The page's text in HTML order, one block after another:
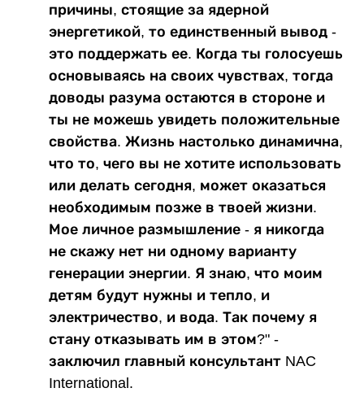
причины, стоящие за ядерной
энергетикой, то единственный вывод -
это поддержать ее. Когда ты голосуешь
основываясь на своих чувствах, тогда
доводы разума остаются в стороне и
ты не можешь увидеть положительные
свойства. Жизнь настолько динамична,
что то, чего вы не хотите использовать
или делать сегодня, может оказаться
необходимым позже в твоей жизни.
Мое личное размышление - я никогда
не скажу нет ни одному варианту
генерации энергии. Я знаю, что моим
детям будут нужны и тепло, и
электричество, и вода. Так почему я
стану отказывать им в этом?" -
заключил главный консультант NAC
International.